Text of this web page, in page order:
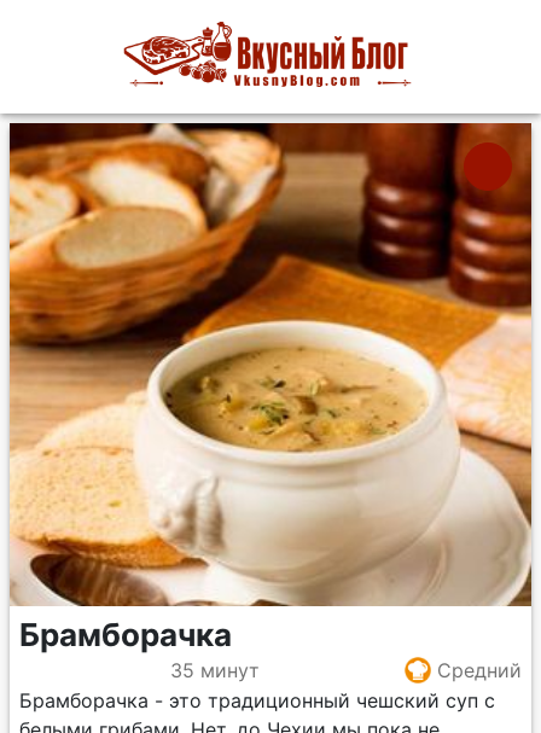
Брамборачка
35 минут
Средний
Брамборачка - это традиционный чешский суп с